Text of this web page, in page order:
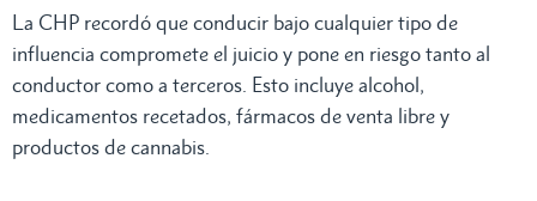
La CHP recordó que conducir bajo cualquier tipo de
influencia compromete el juicio y pone en riesgo tanto al
conductor como a terceros. Esto incluye alcohol,
medicamentos recetados, fármacos de venta libre y
productos de cannabis.